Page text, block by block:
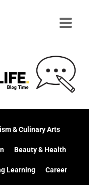
& Culinary Arts
Beauty & Health
Learning Career